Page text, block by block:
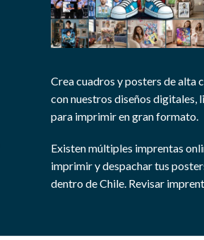
Crea cuadros y posters de alta
con nuestros diseños digitales,
para imprimir en gran formato.
Existen múltiples imprentas
imprimir y despachar tus
dentro de Chile. Revisar